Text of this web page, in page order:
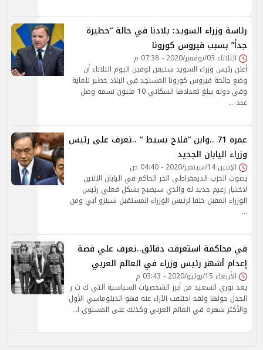
رئاسة وزراء السويد: بلادنا في حالة ”خطيرة
جداً” بسبب فيروس كورونا
الثلاثاء 03/نوفمبر/2020 - 07:38 م
أعلن رئيس وزراء السويد ستيفن لوفين اليوم الثلاثاء أن
وضع جائحة فيروس كورونا المستجد في البلاد خطير للغاية
وفي دولة يبلغ تعدادها السكاني 10 مليون نسمة وصل
عدد …
عمره 71 ..وابن ”فلاح بسيط ” ..تعرف على رئيس
وزراء اليابان الجديد
الإثنين 14/سبتمبر/2020 - 04:40 ص
يصوت الحزب الديمقراطي الحر الحاكم في اليابان الاثنين
لاختيار زعيم جديد له والذي سيصبح بشكل فعلي رئيس
الوزراء المقبل خلفا لرئيس الوزراء المستقيل شينزو آبي ومن
…
في محاكمة استغرقت دقائق..تعرف علي قصة
إعدام أشهر رئيس وزراء في العالم العربي
الأربعاء 15/يوليو/2020 - 03:43 م
يعد نوري السعيد من أبرز الشخصيات السياسية التي ك ث ر
الجدل حولها ولقد اختلفت الآراء عنه فهو الدبلوماسي الأول
والأكثر شهرة في العالم العربي وكذلك على المستوى ا…